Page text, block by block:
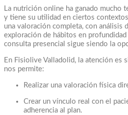
La nutrición online ha ganado mucho
y tiene su utilidad en ciertos
una valoración completa, con análisis
exploración de hábitos en
consulta presencial sigue siendo la
En Fisiolive Valladolid, la atención es
nos permite:
Realizar una valoración física
Crear un vínculo real con el
adherencia al plan.